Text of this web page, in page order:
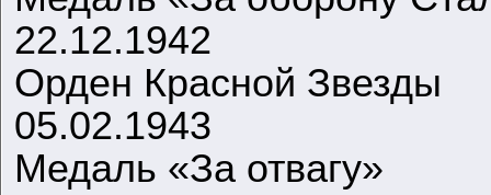
22.12.1942
Орден Красной Звезды
05.02.1943
Медаль «За отвагу»